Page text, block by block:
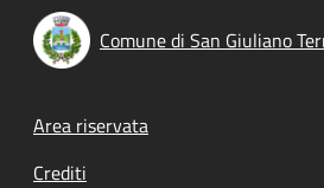
Comune di San Giuliano
Footer menu
Area riservata
Crediti